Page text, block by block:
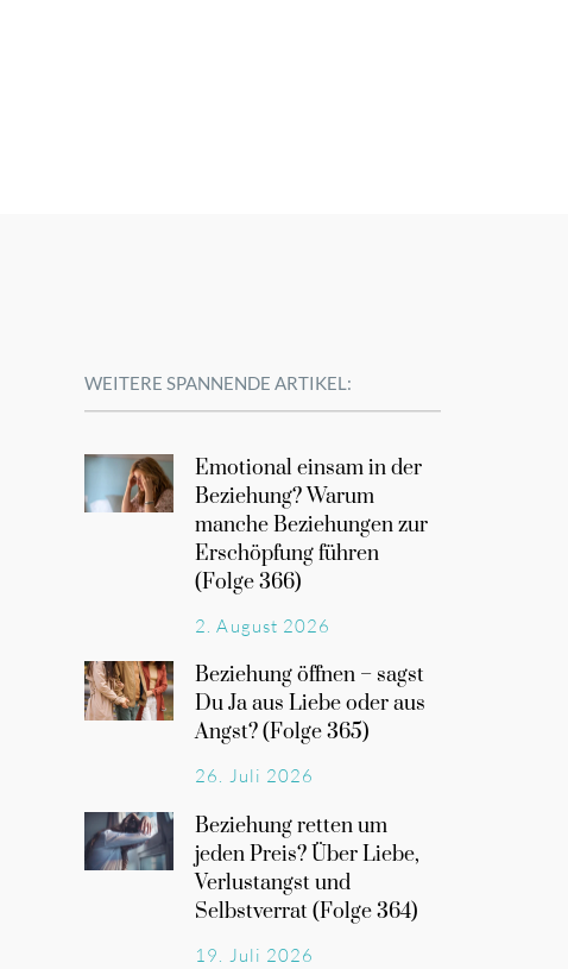
WEITERE SPANNENDE ARTIKEL:
Emotional einsam in der
Beziehung? Warum
manche Beziehungen zur
Erschöpfung führen
(Folge 366)
2. August 2026
Beziehung öffnen – sagst
Du Ja aus Liebe oder aus
Angst? (Folge 365)
26. Juli 2026
Beziehung retten um
jeden Preis? Über Liebe,
Verlustangst und
Selbstverrat (Folge 364)
19. Juli 2026